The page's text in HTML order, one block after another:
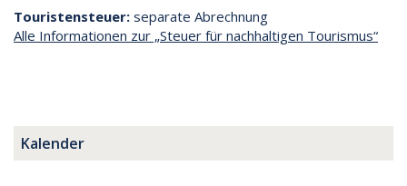
Touristensteuer: separate Abrechnung
Alle Informationen zur „Steuer für nachhaltigen Tourismus“
Kalender